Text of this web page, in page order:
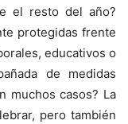
el resto del año?
protegidas frente
educativos o
de medidas
muchos casos? La
pero también